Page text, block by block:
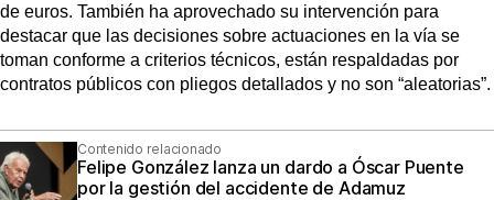
de euros. También ha aprovechado su intervención para
destacar que las decisiones sobre actuaciones en la vía se
toman conforme a criterios técnicos, están respaldadas por
contratos públicos con pliegos detallados y no son “aleatorias”.
Contenido relacionado
Felipe González lanza un dardo a Óscar Puente
por la gestión del accidente de Adamuz